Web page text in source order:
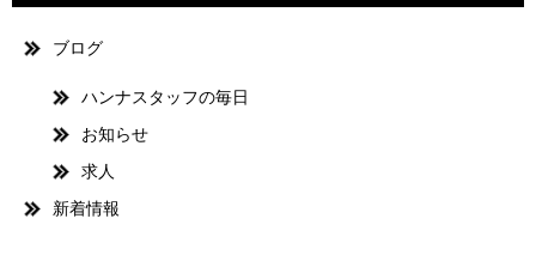
ブログ
ハンナスタッフの毎日
お知らせ
求人
新着情報